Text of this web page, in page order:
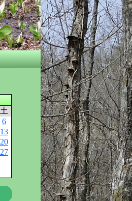
土
6
13
20
27